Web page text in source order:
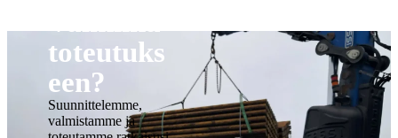
Valmiina
toteutuks
een?
Suunnittelemme,
valmistamme ja